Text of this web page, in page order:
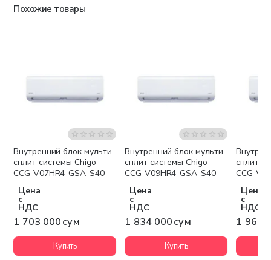
Похожие товары
Бесплатная доставка
Внутренний блок мульти-
сплит системы Chigo
CCG-V07HR4-GSA-S40
Цена
с
НДС
1 703 000 сум
Купить
Бесплатная доставка
Внутренний блок мульти-
сплит системы Chigo
CCG-V09HR4-GSA-S40
Цена
с
НДС
1 834 000 сум
Купить
сплит
CCG-
Цена
с
НДС
1 965